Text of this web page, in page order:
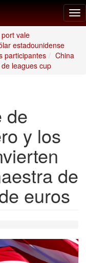
vale
estadounidense
participantes
China
leagues cup
de
y los
de
euros